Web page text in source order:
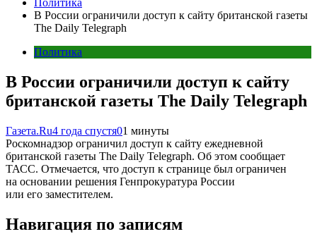
В России ограничили доступ к сайту британской газеты
The Daily Telegraph
Политика
В России ограничили доступ к сайту
британской газеты The Daily Telegraph
Газета.Ru4 года спустя01 минуты
Роскомнадзор ограничил доступ к сайту ежедневной
британской газеты The Daily Telegraph. Об этом сообщает
ТАСС. Отмечается, что доступ к странице был ограничен
на основании решения Генпрокуратура России
или его заместителем.
Навигация по записям